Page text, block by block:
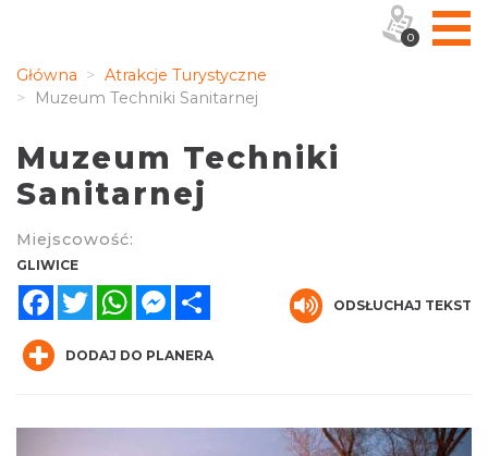
Główna
Atrakcje Turystyczne
Muzeum Techniki Sanitarnej
Muzeum Techniki
Sanitarnej
Miejscowość:
GLIWICE
FacebookTwitterWhatsAppMessenger
ODSŁUCHAJ TEKST
DODAJ DO PLANERA
0